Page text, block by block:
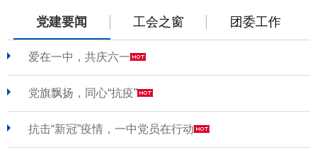
党建要闻 工会之窗 团委工作
爱在一中，共庆六一
党旗飘扬，同心“抗疫”
抗击“新冠”疫情，一中党员在行动